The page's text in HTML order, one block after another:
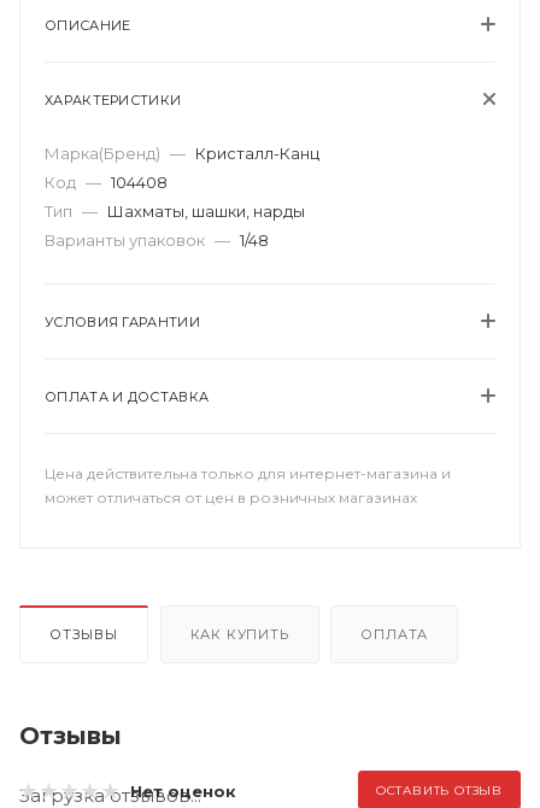
ОПИСАНИЕ
ХАРАКТЕРИСТИКИ
Марка(Бренд) — Кристалл-Канц
Код — 104408
Тип — Шахматы, шашки, нарды
Варианты упаковок — 1/48
УСЛОВИЯ ГАРАНТИИ
ОПЛАТА И ДОСТАВКА
Цена действительна только для интернет-магазина и
может отличаться от цен в розничных магазинах
ОТЗЫВЫ КАК КУПИТЬ ОПЛАТА
Отзывы
Нет оценок ОСТАВИТЬ ОТЗЫВ
Загрузка отзывов...